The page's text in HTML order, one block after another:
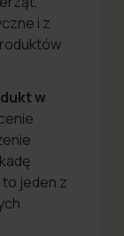
i z
w
jeden z